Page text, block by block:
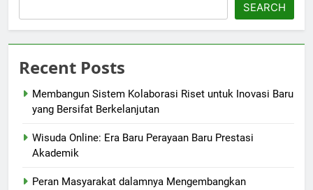
SEARCH
Recent Posts
Membangun Sistem Kolaborasi Riset untuk Inovasi Baru
yang Bersifat Berkelanjutan
Wisuda Online: Era Baru Perayaan Baru Prestasi
Akademik
Peran Masyarakat dalamnya Mengembangkan